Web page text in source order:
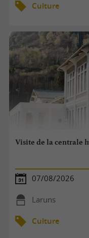
Culture
Visite de la centrale
07/08/2026
Laruns
Culture